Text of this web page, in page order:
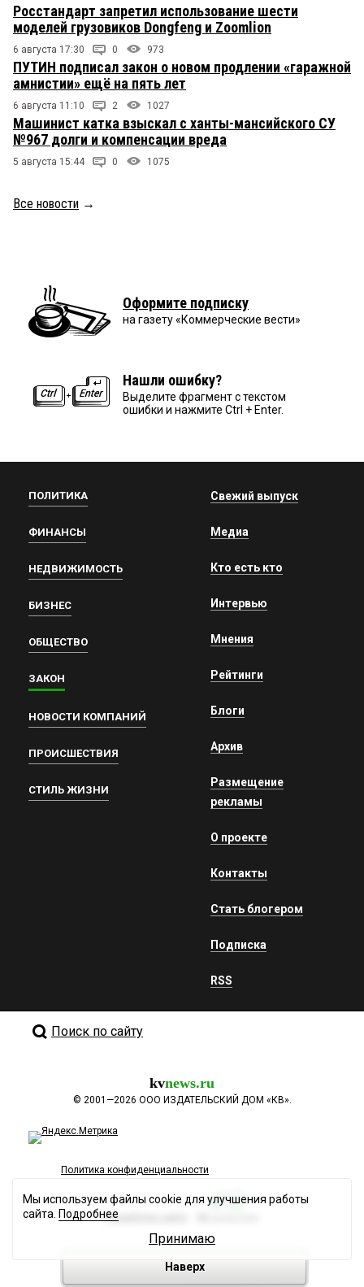
Росстандарт запретил использование шести
моделей грузовиков Dongfeng и Zoomlion
6 августа 17:30 0 973
ПУТИН подписал закон о новом продлении «гаражной
амнистии» ещё на пять лет
6 августа 11:10 2 1027
Машинист катка взыскал с ханты-мансийского СУ
№967 долги и компенсации вреда
5 августа 15:44 0 1075
Все новости →
Оформите подписку
на газету «Коммерческие вести»
Нашли ошибку?
Выделите фрагмент с текстом
ошибки и нажмите Ctrl + Enter.
ПОЛИТИКА
ФИНАНСЫ
НЕДВИЖИМОСТЬ
БИЗНЕС
ОБЩЕСТВО
ЗАКОН
НОВОСТИ КОМПАНИЙ
ПРОИСШЕСТВИЯ
СТИЛЬ ЖИЗНИ
Свежий выпуск
Медиа
Кто есть кто
Интервью
Мнения
Рейтинги
Блоги
Архив
Размещение
рекламы
О проекте
Контакты
Стать блогером
Подписка
RSS
Поиск по сайту
kvnews.ru
© 2001—2026 ООО ИЗДАТЕЛЬСКИЙ ДОМ «КВ».
Политика конфиденциальности
Разработка сайта
Наверх
Мы используем файлы cookie для улучшения работы
сайта. Подробнее
Принимаю